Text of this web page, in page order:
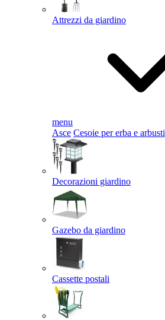
Attrezzi da giardino
menu
Asce Cesoie per erba e arbusti
Decorazioni giardino
Gazebo da giardino
Cassette postali